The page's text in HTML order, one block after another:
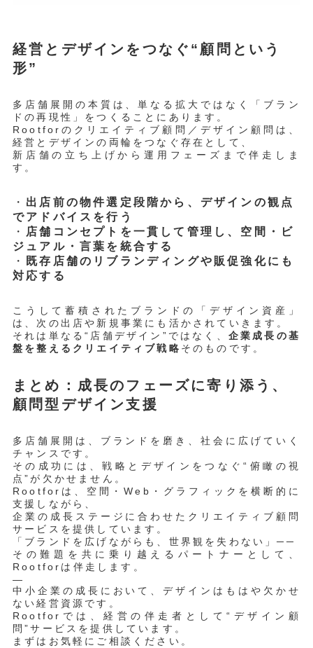
経営とデザインをつなぐ“顧問という
形”
多店舗展開の本質は、単なる拡大ではなく「ブラン
ドの再現性」をつくることにあります。
Rootforのクリエイティブ顧問／デザイン顧問は、
経営とデザインの両輪をつなぐ存在として、
新店舗の立ち上げから運用フェーズまで伴走しま
す。
・ 出店前の物件選定段階から、デザインの観点
でアドバイスを行う
・
店舗コンセプトを一貫して管理し、空間・ビ
ジュアル・言葉を統合する
・
既存店舗のリブランディングや販促強化にも
対応する
こうして蓄積されたブランドの「デザイン資産」
は、次の出店や新規事業にも活かされていきます。
それは単なる“店舗デザイン”ではなく、 企業成長の基
盤を整えるクリエイティブ戦略 そのものです。
まとめ：成長のフェーズに寄り添う、
顧問型デザイン支援
多店舗展開は、ブランドを磨き、社会に広げていく
チャンスです。
その成功には、戦略とデザインをつなぐ“俯瞰の視
点”が欠かせません。
Rootforは、空間・Web・グラフィックを横断的に
支援しながら、
企業の成長ステージに合わせたクリエイティブ顧問
サービスを提供しています。
「ブランドを広げながらも、世界観を失わない」──
その難題を共に乗り越えるパートナーとして、
Rootforは伴走します。
—
中小企業の成長において、デザインはもはや欠かせ
ない経営資源です。
Rootforでは、経営の伴走者として“デザイン顧
問”サービスを提供しています。
まずはお気軽にご相談ください。